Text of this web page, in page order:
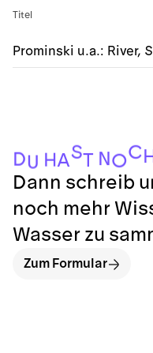
Titel
Prominski u.a.: River,
DU H AST N OC H
Dann schreib
noch mehr
Wasser zu
Zum Formular